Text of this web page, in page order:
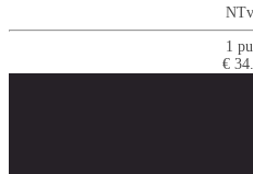
1
€